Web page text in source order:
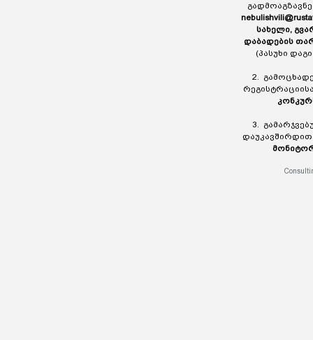
სახელი,
დაბადების
(პასუხი
2.
3.